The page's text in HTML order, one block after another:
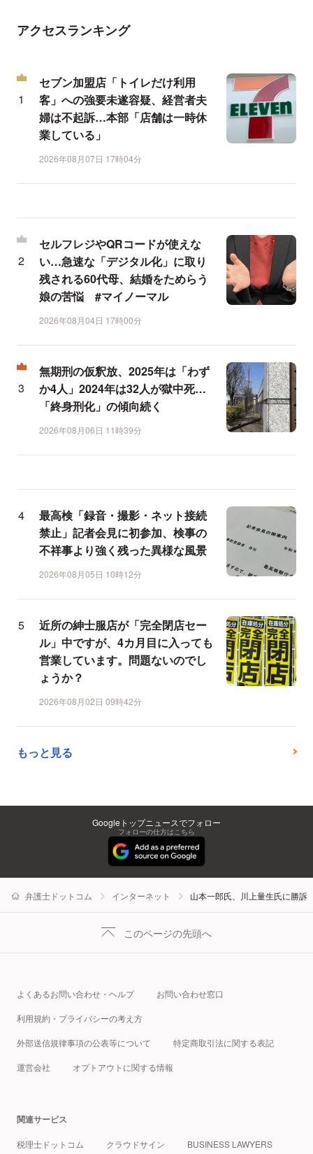
アクセスランキング
セブン加盟店「トイレだけ利用
客」への強要未遂容疑、経営者夫
婦は不起訴…本部「店舗は一時休
業している」
2026年08月07日 17時04分
セルフレジやQRコードが使えな
い…急速な「デジタル化」に取り
残される60代母、結婚をためらう
娘の苦悩 #マイノーマル
2026年08月04日 17時00分
無期刑の仮釈放、2025年は「わず
か4人」2024年は32人が獄中死…
「終身刑化」の傾向続く
2026年08月06日 11時39分
最高検「録音・撮影・ネット接続
禁止」記者会見に初参加、検事の
不祥事より強く残った異様な風景
2026年08月05日 10時12分
近所の紳士服店が「完全閉店セー
ル」中ですが、4カ月目に入っても
営業しています。問題ないのでし
ょうか？
2026年08月02日 09時42分
もっと見る
Googleトップニュースでフォロー
フォローの仕方はこちら
弁護士ドットコム インターネット 山本一郎氏、川上量生氏に勝訴
このページの先頭へ
よくあるお問い合わせ・ヘルプ お問い合わせ窓口
利用規約・プライバシーの考え方
外部送信規律事項の公表等について 特定商取引法に関する表記
運営会社 オプトアウトに関する情報
関連サービス
税理士ドットコム クラウドサイン BUSINESS LAWYERS